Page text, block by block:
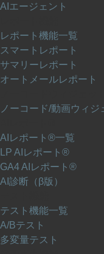
AIエージェント
レポート機能一覧
スマートレポート
サマリーレポート
オートメールレポート
ノーコード/動画ウィジ
AIレポート®一覧
LP AIレポート®
GA4 AIレポート®
AI診断（β版）
テスト機能一覧
A/Bテスト
多変量テスト